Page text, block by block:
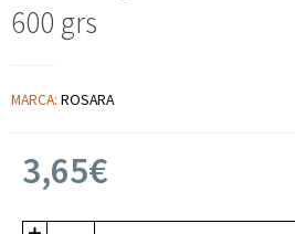
600 grs
MARCA: ROSARA
3,65€